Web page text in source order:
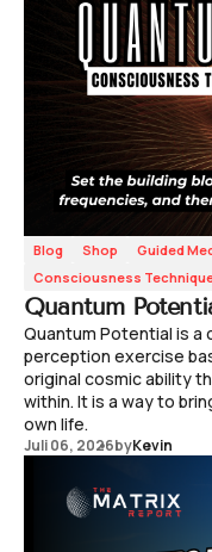
Blog Shop
Guided
Consciousness
Quantum
Quantum Potential is
perception exercise
original cosmic ability
within. It is a way to
own life.
Juli 06, 2026byKevin